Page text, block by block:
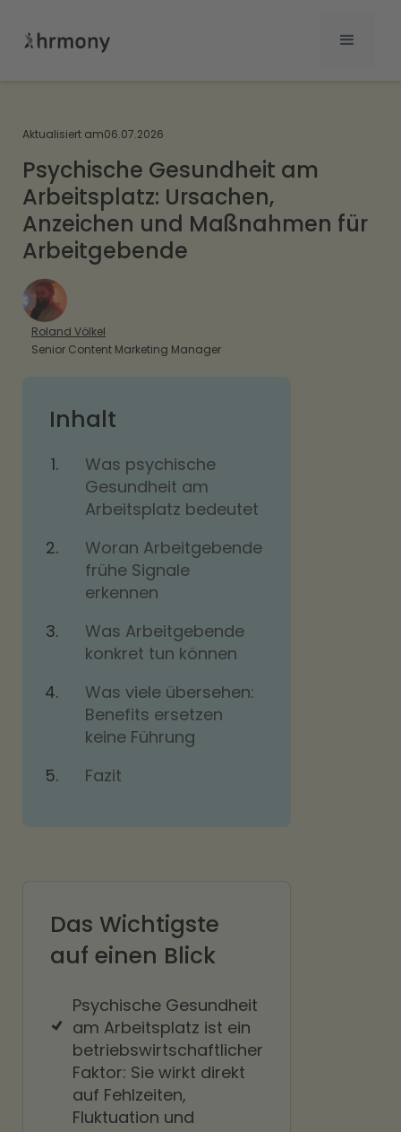
Aktualisiert am06.07.2026
Psychische Gesundheit am
Arbeitsplatz: Ursachen,
Anzeichen und Maßnahmen für
Arbeitgebende
Roland Völkel
Senior Content Marketing Manager
Inhalt
Was psychische
Gesundheit am
Arbeitsplatz bedeutet
Woran Arbeitgebende
frühe Signale
erkennen
Was Arbeitgebende
konkret tun können
Was viele übersehen:
Benefits ersetzen
keine Führung
Fazit
Das Wichtigste
auf einen Blick
Psychische Gesundheit
am Arbeitsplatz ist ein
betriebswirtschaftlicher
Faktor: Sie wirkt direkt
auf Fehlzeiten,
Fluktuation und